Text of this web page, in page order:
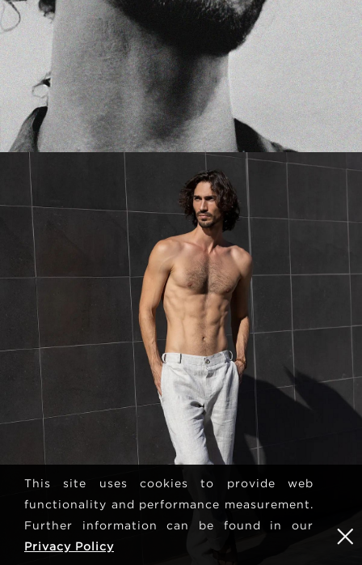
This site uses cookies to provide web
functionality and performance measurement.
Further information can be found in our
Privacy Policy